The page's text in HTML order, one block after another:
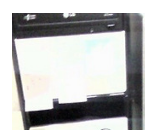
기쁜소식과 함께 소중한 이웃님들의 축하 인사말씀
글로서 인사를 드리고자 몇자 남겨 봅니다.. 정말 감
으로 더욱 더 잔머리를 팍~ 팍~ 굴려서 조금이라도
드려야 겠다는 생각을 해봅니다. 처음 블로그를 할
입장에서는 무진장 어렵고 힘들기만 했었던 기억이
신을 가지고 나만..